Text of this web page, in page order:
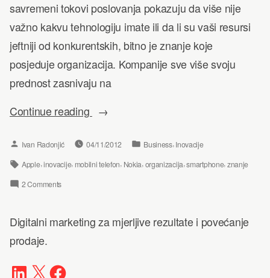
savremeni tokovi poslovanja pokazuju da više nije
važno kakvu tehnologiju imate ili da li su vaši resursi
jeftniji od konkurentskih, bitno je znanje koje
posjeduje organizacija. Kompanije sve više svoju
prednost zasnivaju na
Continue reading
“Znanje
organizacijama
i
Nokia
Posted
by
Ivan Radonjić 04/11/2012
Posted
in
Business, Inovacije
Tags:
Apple,inovacije, mobilni telefon, Nokia, organizacija,smartphone, znanje
2 Commentson
u
Digitalni marketing za mjerljive rezultate i povećanje
prodaje.
LinkedIn
X Facebook